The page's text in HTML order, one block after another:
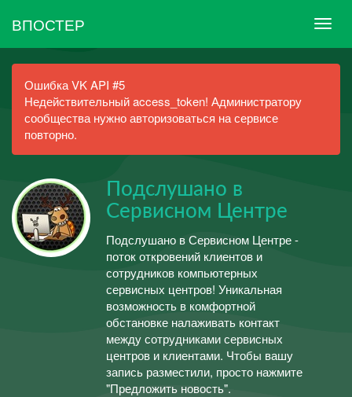
ВПОСТЕР
Ошибка VK API #5
Недействительный access_token! Администратору
сообщества нужно авторизоваться на сервисе
повторно.
Подслушано в
Сервисном Центре
Подслушано в Сервисном Центре -
поток откровений клиентов и
сотрудников компьютерных
сервисных центров! Уникальная
возможность в комфортной
обстановке налаживать контакт
между сотрудниками сервисных
центров и клиентами. Чтобы вашу
запись разместили, просто нажмите
"Предложить новость".